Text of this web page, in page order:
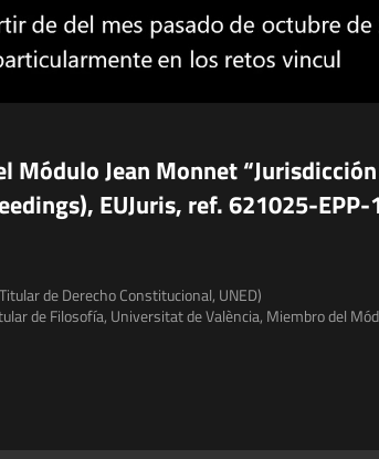
Módulo Jean Monnet
EUJuris, ref. 621025-
de Derecho Constitucional, UNED)
de Filosofía, Universitat de València, Miembro del